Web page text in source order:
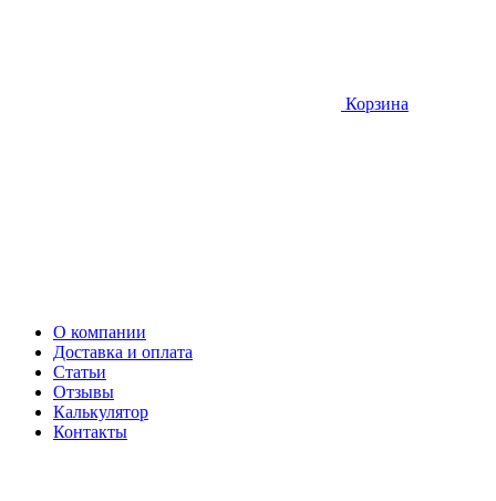
Корзина
О компании
Доставка и оплата
Статьи
Отзывы
Калькулятор
Контакты